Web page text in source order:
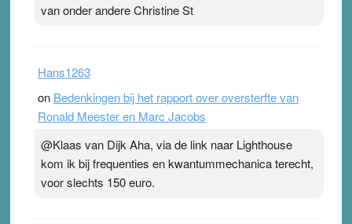
van onder andere Christine St
Hans1263
on Bedenkingen bij het rapport over oversterfte van
Ronald Meester en Marc Jacobs
@Klaas van Dijk Aha, via de link naar Lighthouse
kom ik bij frequenties en kwantummechanica terecht,
voor slechts 150 euro.